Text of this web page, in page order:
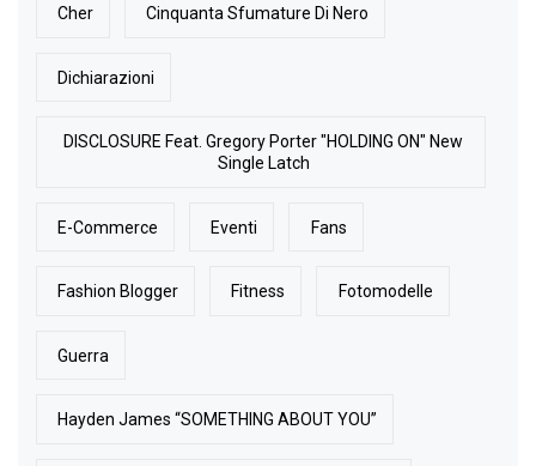
Cher Cinquanta Sfumature Di Nero
Dichiarazioni
DISCLOSURE Feat. Gregory Porter "HOLDING ON" New
Single Latch
E-Commerce Eventi Fans
Fashion Blogger Fitness Fotomodelle
Guerra
Hayden James “SOMETHING ABOUT YOU”